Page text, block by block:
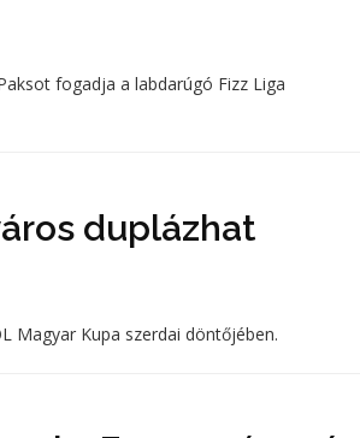
fogadja a labdarúgó Fizz Liga
duplázhat
Magyar Kupa szerdai döntőjében.